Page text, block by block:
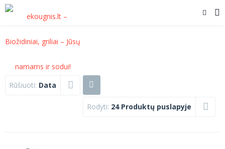
Rūšiuoti: Data
Rodyti: 24 Produktų puslapyje